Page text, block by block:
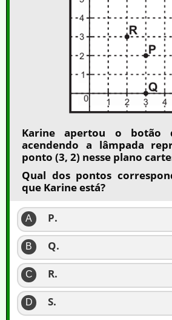
Karine apertou o botão
acendendo a lâmpada
ponto (3, 2) nesse plano
Qual dos pontos
que Karine está?
A P.
B Q.
C R.
D S.